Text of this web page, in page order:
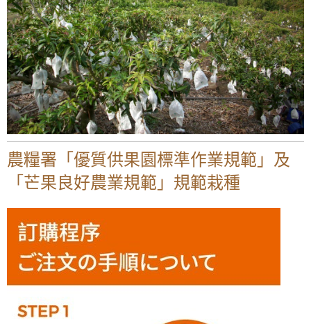
農糧署「優質供果園標準作業規範」及
「芒果良好農業規範」規範栽種